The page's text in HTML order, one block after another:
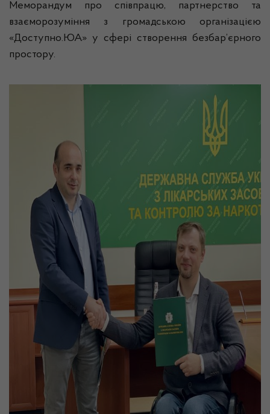
Меморандум про співпрацю, партнерство та
взаєморозуміння з громадською організацією
«Доступно.ЮА» у сфері створення безбар’єрного
простору.